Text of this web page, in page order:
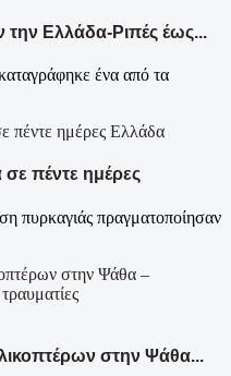
Ελλάδα-Ριπές έως...
ένα από τα
Ελλάδα
σε πέντε ημέρες
πυρκαγιάς πραγματοποίησαν
στην Ψάθα...